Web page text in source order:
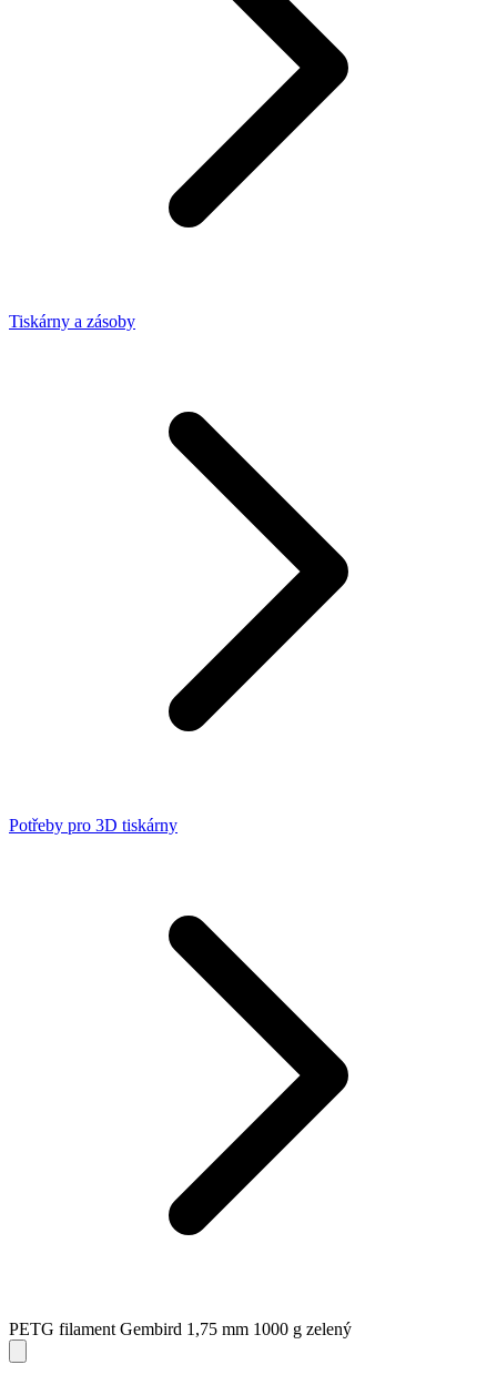
Tiskárny a zásoby
Potřeby pro 3D tiskárny
PETG filament Gembird 1,75 mm 1000 g zelený